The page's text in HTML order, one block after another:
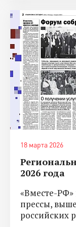
18 марта 2026
2026 года
«Вместе-РФ»
прессы,
российских